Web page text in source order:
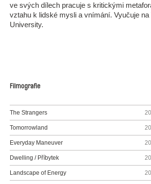
ve svých dílech pracuje s kritickými
vztahu k lidské mysli a vnímání. Vyučuje na
University.
Filmografie
The Strangers
Tomorrowland
Everyday Maneuver
Dwelling / Příbytek
Landscape of Energy